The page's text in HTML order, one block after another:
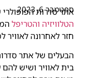
ספטמבר 6, 2023
אתר סדרות הפופולרי
הטלוויזיה והטריפל
חזר לאחרונה לאוויר
הבעלים של אתר
בית לאוויר ושיש